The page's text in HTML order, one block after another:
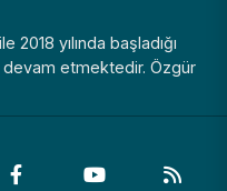
2018 yılında başladığı
devam etmektedir. Özgür